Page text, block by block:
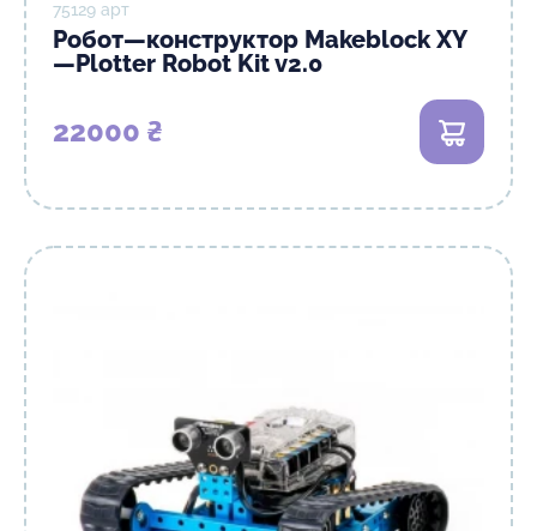
75129 арт
Робот—конструктор Makeblock XY
—Plotter Robot Kit v2.0
22000 ₴